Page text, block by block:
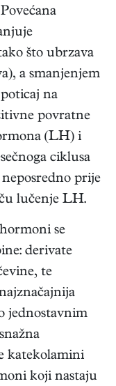
što ubrzava
a smanjenjem
na
povratne
(LH) i
ciklusa
prije
lučenje LH.
se
derivate
te
jednostavnim
katekolamini
koji nastaju